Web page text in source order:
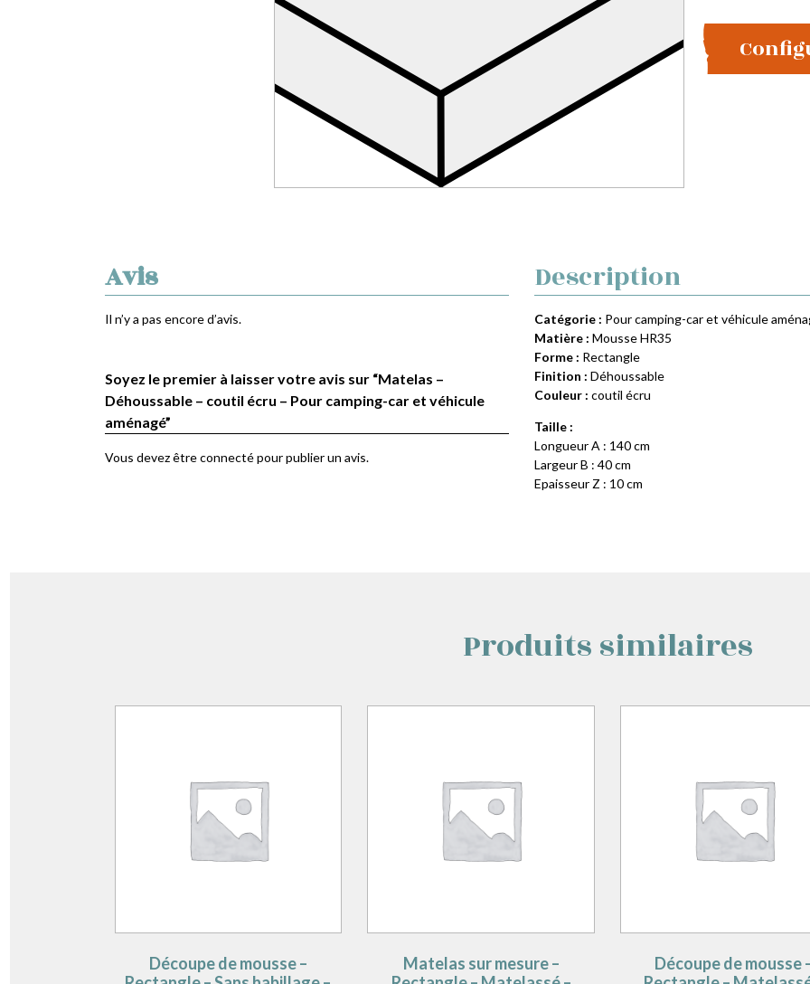
Avis
Il n’y a pas encore d’avis.
Soyez le premier à laisser votre avis sur “Matelas –
Déhoussable – coutil écru – Pour camping-car et véhicule
aménagé”
Vous devez êtreconnectépour publier un avis.
Description
Catégorie : Pour camping-car et véhicule
Matière : Mousse HR35
Forme : Rectangle
Finition : Déhoussable
Couleur : coutil écru
Taille :
Longueur A : 140 cm
Largeur B : 40 cm
Epaisseur Z : 10 cm
Produits similaires
Découpe de mousse –
Matelas sur mesure –
Découpe de mousse